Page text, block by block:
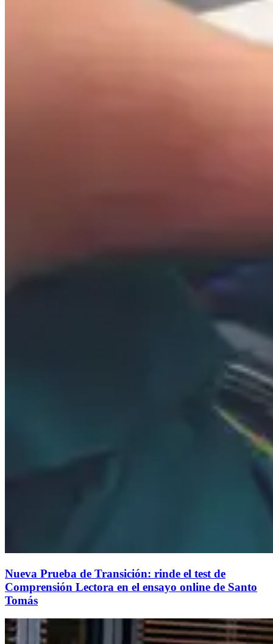
Nueva Prueba de Transición: rinde el test de
Comprensión Lectora en el ensayo online de Santo
Tomás